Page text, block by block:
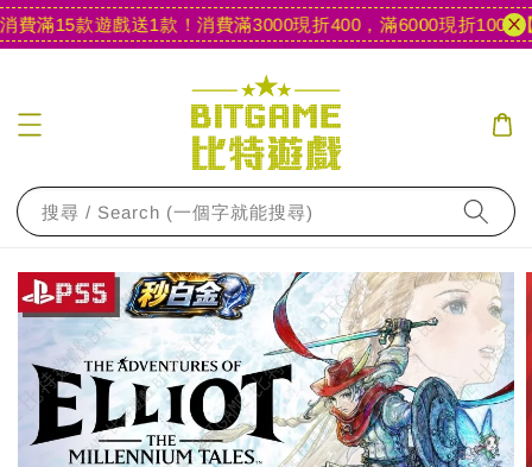
滿15款遊戲送1款！消費滿3000現折400，滿6000現折1000【
搜尋 / Search (一個字就能搜尋)